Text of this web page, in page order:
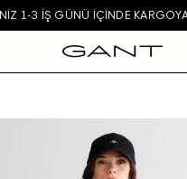
1-3 IŞ GÜNÜ IÇINDE